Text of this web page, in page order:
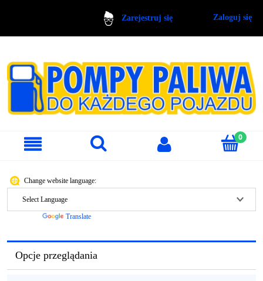
Zarejestruj się Zaloguj się
Change website language:
Translate
Opcje przeglądania